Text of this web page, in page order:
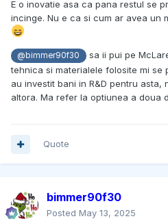
E o inovatie asa ca pana restul se
incinge. Nu e ca si cum ar avea un
@bimmer90f30
sa ii pui pe
tehnica si materialele folosite mi se
au investit bani in R&D pentru asta,
altora. Ma refer la optiunea a doua
Quote
bimmer90f30
Posted May 13, 2025